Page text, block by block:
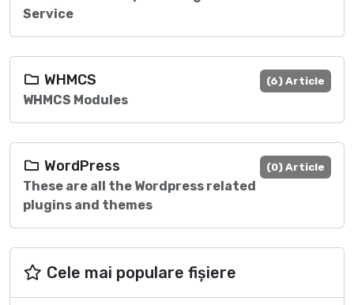
Service
(6) Article
WHMCS
WHMCS Modules
(0) Article
WordPress
These are all the Wordpress related
plugins and themes
Cele mai populare fișiere